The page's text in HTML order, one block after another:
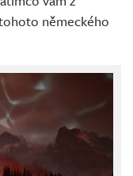
německého